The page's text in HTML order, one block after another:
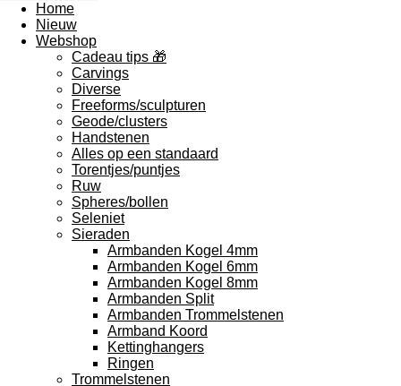
Home
Nieuw
Webshop
Cadeau tips 🎁
Carvings
Diverse
Freeforms/sculpturen
Geode/clusters
Handstenen
Alles op een standaard
Torentjes/puntjes
Ruw
Spheres/bollen
Seleniet
Sieraden
Armbanden Kogel 4mm
Armbanden Kogel 6mm
Armbanden Kogel 8mm
Armbanden Split
Armbanden Trommelstenen
Armband Koord
Kettinghangers
Ringen
Trommelstenen